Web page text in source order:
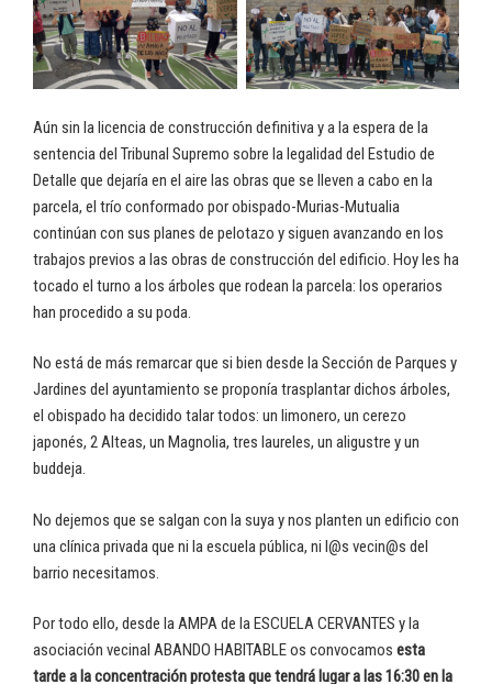
Aún sin la licencia de construcción definitiva y a la espera de la
sentencia del Tribunal Supremo sobre la legalidad del Estudio de
Detalle que dejaría en el aire las obras que se lleven a cabo en la
parcela, el trío conformado por obispado-Murias-Mutualia
continúan con sus planes de pelotazo y siguen avanzando en los
trabajos previos a las obras de construcción del edificio. Hoy les ha
tocado el turno a los árboles que rodean la parcela: los operarios
han procedido a su poda.
No está de más remarcar que si bien desde la Sección de Parques y
Jardines del ayuntamiento se proponía trasplantar dichos árboles,
el obispado ha decidido talar todos: un limonero, un cerezo
japonés, 2 Alteas, un Magnolia, tres laureles, un aligustre y un
buddeja.
No dejemos que se salgan con la suya y nos planten un edificio con
una clínica privada que ni la escuela pública, ni l@s vecin@s del
barrio necesitamos.
Por todo ello, desde la AMPA de la ESCUELA CERVANTES y la
asociación vecinal ABANDO HABITABLE os convocamos esta
tarde a la concentración protesta que tendrá lugar a las 16:30 en la